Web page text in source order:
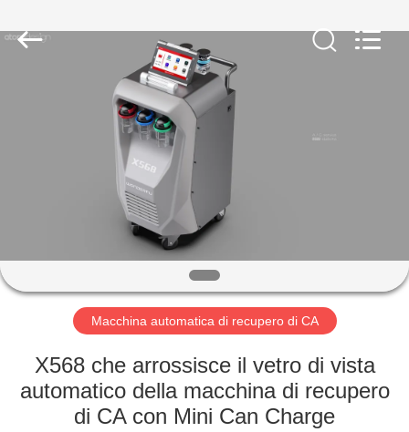
PRODOTTI
GIRO
DELLA
FABBRICA
CONTROLLO
Automotive
Equipment
Macchina automatica di recupero di CA
X568 che arrossisce il vetro di vista
automatico della macchina di recupero
di CA con Mini Can Charge